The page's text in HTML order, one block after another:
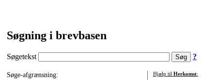
Søgning i brevbasen
Søgetekst ?
Søge-afgrænsning:
Hjælp til Herkomst: